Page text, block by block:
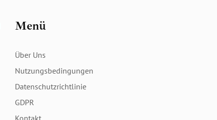
Menü
Über Uns
Nutzungsbedingungen
Datenschutzrichtlinie
GDPR
Kontakt